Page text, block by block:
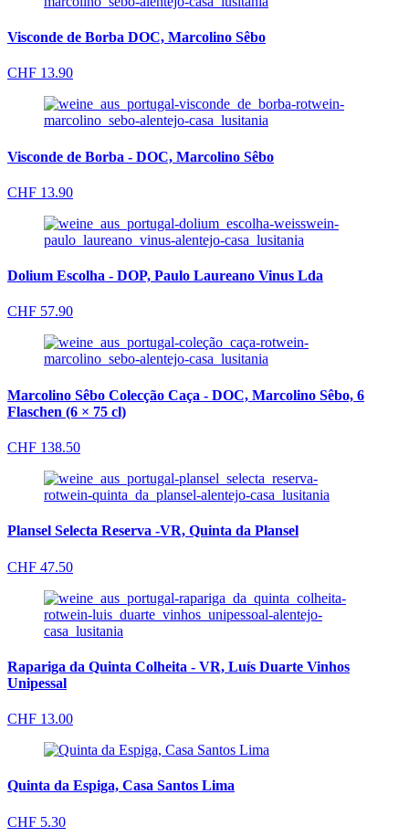
Visconde de Borba DOC, Marcolino Sêbo
CHF 13.90
Visconde de Borba - DOC, Marcolino Sêbo
CHF 13.90
Dolium Escolha - DOP, Paulo Laureano Vinus Lda
CHF 57.90
Marcolino Sêbo Colecção Caça - DOC, Marcolino Sêbo, 6
Flaschen (6 × 75 cl)
CHF 138.50
Plansel Selecta Reserva -VR, Quinta da Plansel
CHF 47.50
Rapariga da Quinta Colheita - VR, Luís Duarte Vinhos
Unipessal
CHF 13.00
Quinta da Espiga, Casa Santos Lima
CHF 5.30